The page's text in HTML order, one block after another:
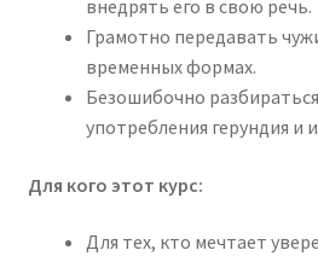
внедрять его в свою речь.
Грамотно передавать
временных формах.
Безошибочно
употребления герундия и
Для кого этот курс:
Для тех, кто мечтает